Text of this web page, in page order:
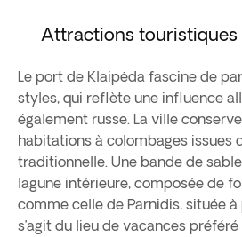
Attractions touristiques
Le port de Klaipėda fascine de
styles, qui reflète une influence
également russe. La ville
habitations à colombages issues
traditionnelle. Une bande de
lagune intérieure, composée de
comme celle de Parnidis, située
s’agit du lieu de vacances